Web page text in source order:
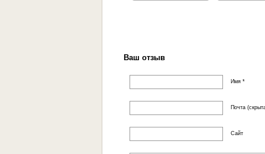
Ваш отзыв
Имя *
Почта
Сайт